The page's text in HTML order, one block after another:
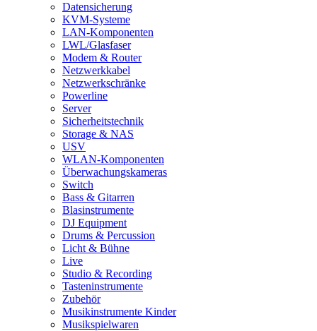
Datensicherung
KVM-Systeme
LAN-Komponenten
LWL/Glasfaser
Modem & Router
Netzwerkkabel
Netzwerkschränke
Powerline
Server
Sicherheitstechnik
Storage & NAS
USV
WLAN-Komponenten
Überwachungskameras
Switch
Bass & Gitarren
Blasinstrumente
DJ Equipment
Drums & Percussion
Licht & Bühne
Live
Studio & Recording
Tasteninstrumente
Zubehör
Musikinstrumente Kinder
Musikspielwaren